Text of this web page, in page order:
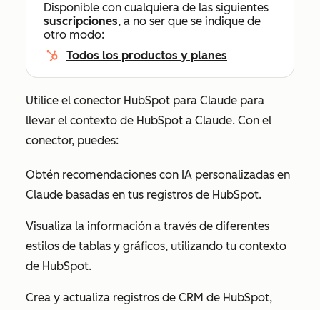
Disponible con cualquiera de las siguientes
suscripciones, a no ser que se indique de
otro modo:
Todos los productos y planes
Utilice el conector HubSpot para Claude para
llevar el contexto de HubSpot a Claude. Con el
conector, puedes:
Obtén recomendaciones con IA personalizadas en
Claude basadas en tus registros de HubSpot.
Visualiza la información a través de diferentes
estilos de tablas y gráficos, utilizando tu contexto
de HubSpot.
Crea y actualiza registros de CRM de HubSpot,